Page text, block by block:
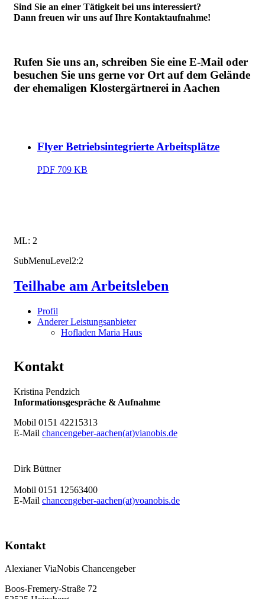
Sind Sie an einer Tätigkeit bei uns interessiert?
Dann freuen wir uns auf Ihre Kontaktaufnahme!
Rufen Sie uns an, schreiben Sie eine E-Mail oder
besuchen Sie uns gerne vor Ort auf dem Gelände
der ehemaligen Klostergärtnerei in Aachen
Flyer Betriebsintegrierte Arbeitsplätze
PDF 709 KB
ML: 2
SubMenuLevel2:2
Teilhabe am Arbeitsleben
Profil
Anderer Leistungsanbieter
Hofladen Maria Haus
Kontakt
Kristina Pendzich
Informationsgespräche & Aufnahme
Mobil 0151 42215313
E-Mail chancengeber-aachen(at)vianobis.de
Dirk Büttner
Mobil 0151 12563400
E-Mail chancengeber-aachen(at)voanobis.de
Kontakt
Alexianer ViaNobis Chancengeber
Boos-Fremery-Straße 72